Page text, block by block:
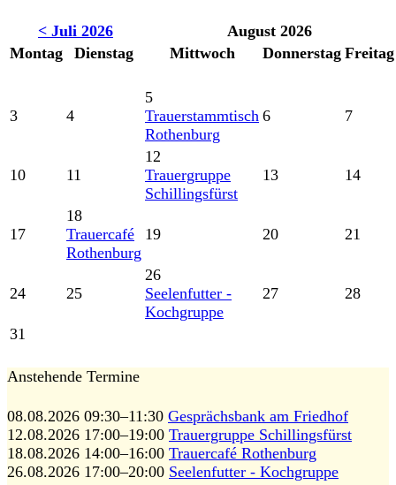
< Juli 2026
August 2026
Montag
Dienstag Mittwoch Donnerstag Freitag
3 4
5
Trauerstammtisch
Rothenburg
6 7
10 11
12
Trauergruppe
Schillingsfürst
13 14
17
18
Trauercafé
Rothenburg
19 20 21
24 25
26
Seelenfutter -
Kochgruppe
27 28
31
Anstehende Termine
08.08.2026 09:30–11:30 Gesprächsbank am Friedhof
12.08.2026 17:00–19:00 Trauergruppe Schillingsfürst
18.08.2026 14:00–16:00 Trauercafé Rothenburg
26.08.2026 17:00–20:00 Seelenfutter - Kochgruppe